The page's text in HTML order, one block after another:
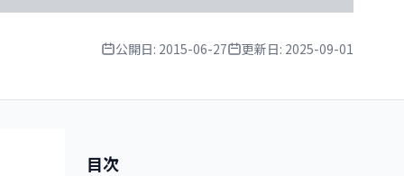
公開日: 2015-06-27 更新日: 2025-09-01
目次